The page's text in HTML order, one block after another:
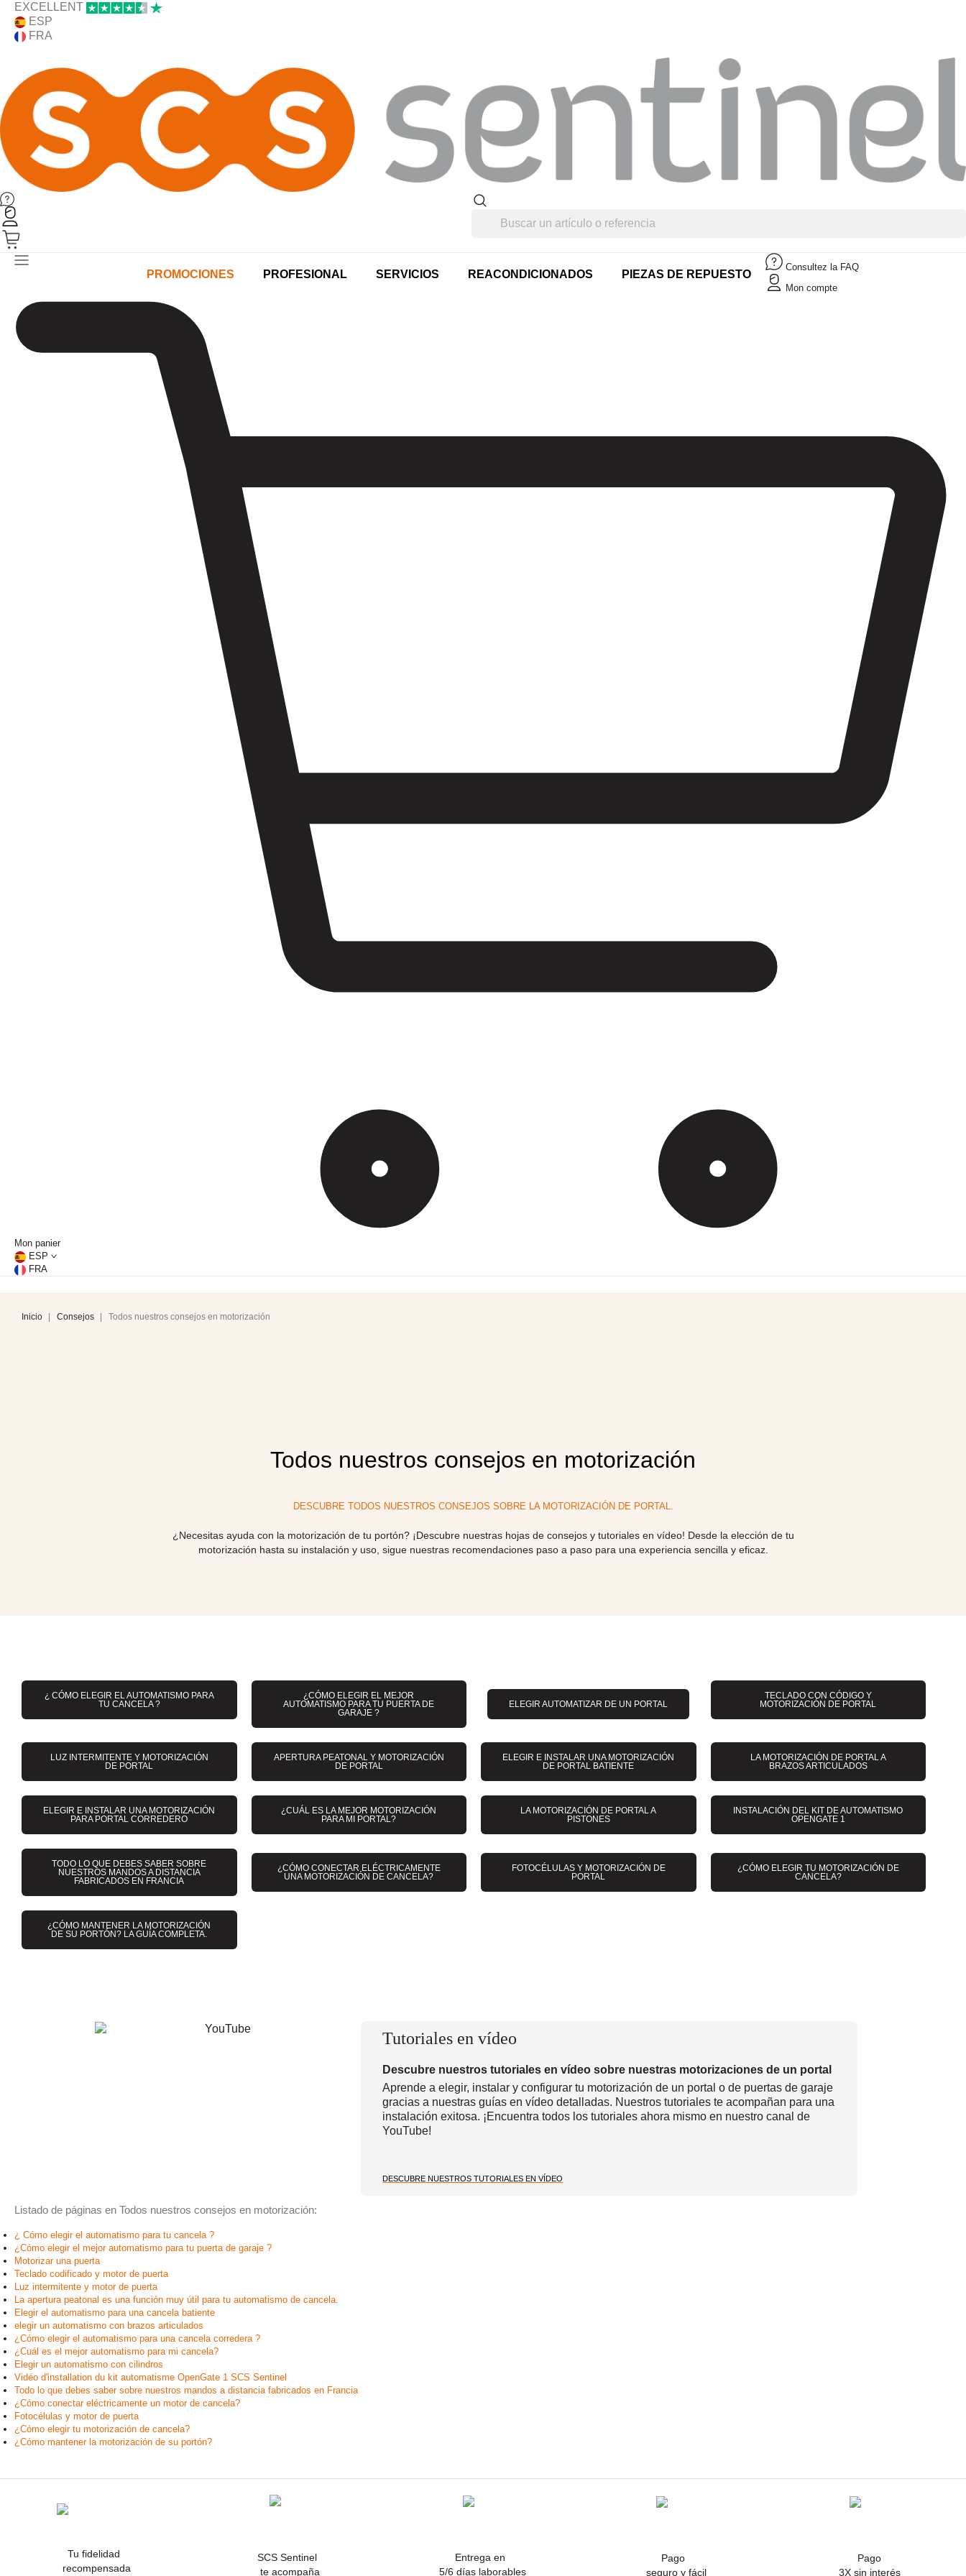
EXCELLENT
ESP
FRA
PROMOCIONES PROFESIONAL SERVICIOS REACONDICIONADOS PIEZAS DE REPUESTO
Consultez la FAQ
Mon compte
Mon panier
ESP
FRA
Inicio Consejos Todos nuestros consejos en motorización
Todos nuestros consejos en motorización
DESCUBRE TODOS NUESTROS CONSEJOS SOBRE LA MOTORIZACIÓN DE PORTAL.
¿Necesitas ayuda con la motorización de tu portón? ¡Descubre nuestras hojas de consejos y tutoriales en vídeo! Desde la elección de tu
motorización hasta su instalación y uso, sigue nuestras recomendaciones paso a paso para una experiencia sencilla y eficaz.
¿ CÓMO ELEGIR EL AUTOMATISMO PARA
TU CANCELA ?
¿CÓMO ELEGIR EL MEJOR
AUTOMATISMO PARA TU PUERTA DE
GARAJE ?
ELEGIR AUTOMATIZAR DE UN PORTAL
TECLADO CON CÓDIGO Y
MOTORIZACIÓN DE PORTAL
LUZ INTERMITENTE Y MOTORIZACIÓN
DE PORTAL
APERTURA PEATONAL Y MOTORIZACIÓN
DE PORTAL
ELEGIR E INSTALAR UNA MOTORIZACIÓN
DE PORTAL BATIENTE
LA MOTORIZACIÓN DE PORTAL A
BRAZOS ARTICULADOS
ELEGIR E INSTALAR UNA MOTORIZACIÓN
PARA PORTAL CORREDERO
¿CUÁL ES LA MEJOR MOTORIZACIÓN
PARA MI PORTAL?
LA MOTORIZACIÓN DE PORTAL A
PISTONES
INSTALACIÓN DEL KIT DE AUTOMATISMO
OPENGATE 1
TODO LO QUE DEBES SABER SOBRE
NUESTROS MANDOS A DISTANCIA
FABRICADOS EN FRANCIA
¿CÓMO CONECTAR ELÉCTRICAMENTE
UNA MOTORIZACIÓN DE CANCELA?
FOTOCÉLULAS Y MOTORIZACIÓN DE
PORTAL
¿CÓMO ELEGIR TU MOTORIZACIÓN DE
CANCELA?
¿CÓMO MANTENER LA MOTORIZACIÓN
DE SU PORTÓN? LA GUÍA COMPLETA.​
Tutoriales en vídeo
Descubre nuestros tutoriales en vídeo sobre nuestras motorizaciones de un portal
Aprende a elegir, instalar y configurar tu motorización de un portal o de puertas de garaje
gracias a nuestras guías en vídeo detalladas. Nuestros tutoriales te acompañan para una
instalación exitosa. ¡Encuentra todos los tutoriales ahora mismo en nuestro canal de
YouTube!
DESCUBRE NUESTROS TUTORIALES EN VÍDEO
Listado de páginas en Todos nuestros consejos en motorización:
¿ Cómo elegir el automatismo para tu cancela ?
¿Cómo elegir el mejor automatismo para tu puerta de garaje ?
Motorizar una puerta
Teclado codificado y motor de puerta
Luz intermitente y motor de puerta
La apertura peatonal es una función muy útil para tu automatismo de cancela.
Elegir el automatismo para una cancela batiente
elegir un automatismo con brazos articulados
¿Cómo elegir el automatismo para una cancela corredera ?
¿Cuál es el mejor automatismo para mi cancela?
Elegir un automatismo con cilindros
Vidéo d'installation du kit automatisme OpenGate 1 SCS Sentinel
Todo lo que debes saber sobre nuestros mandos a distancia fabricados en Francia
¿Cómo conectar eléctricamente un motor de cancela?
Fotocélulas y motor de puerta
¿Cómo elegir tu motorización de cancela?
¿Cómo mantener la motorización de su portón?
Tu fidelidad
recompensada
SCS Sentinel
te acompaña
Entrega en
5/6 días laborables
Pago
seguro y fácil
Pago
3X sin interés